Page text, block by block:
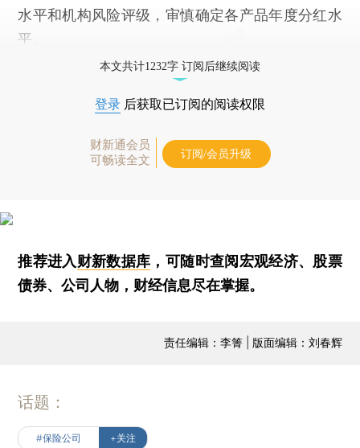
水平和机构风险评级，审慎确定各产品年度分红水
平。
本文共计1232字 订阅后继续阅读
登录 后获取已订阅的阅读权限
财新通会员
可畅读全文
订阅/会员升级
推荐进入财新数据库 ，可随时查阅宏观经济、股票
债券、公司人物，财经信息尽在掌握。
责任编辑：李箐 | 版面编辑：刘春辉
话题：
#保险公司 +关注